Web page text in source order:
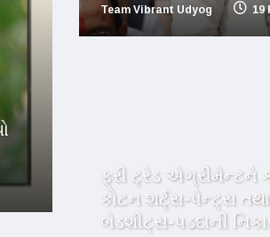
Team Vibrant Udyog 19
ફ્રી ટ્રેડ એગ્રીમેન્ટને
કોટન શર્ટ્સ-પેન્ટ્સ
બેડશીટ્સ-પડદાની